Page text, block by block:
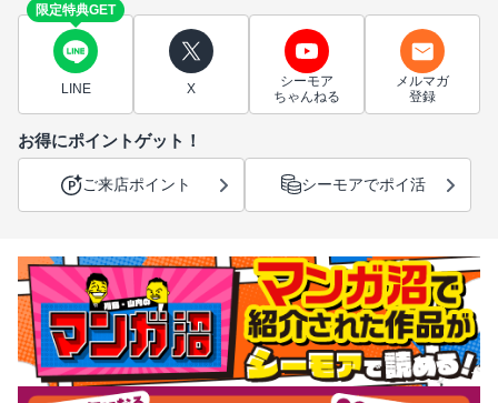
限定特典GET
LINE X
シーモア
ちゃんねる
メルマガ
登録
お得にポイントゲット！
ご来店ポイント シーモアでポイ活